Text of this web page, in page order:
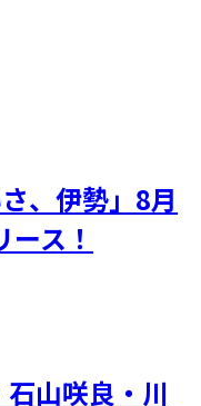
、伊勢」8月
ス！
山咲良・川